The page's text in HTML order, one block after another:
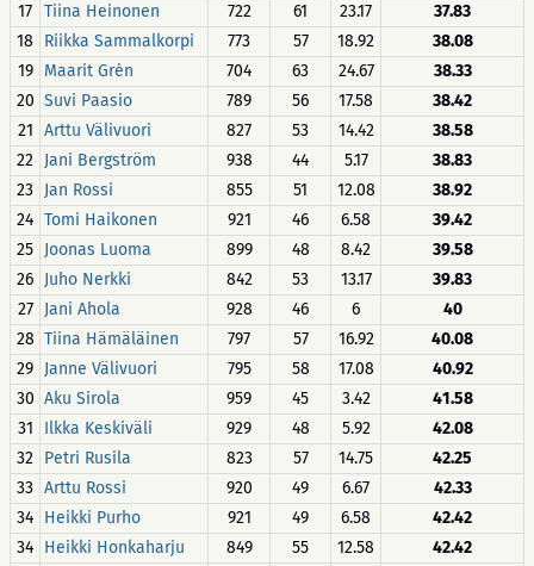
17 Tiina Heinonen 722 61 23.17
37.83
18
Riikka Sammalkorpi 773 57 18.92
38.08
19
Maarit Grėn 704 63 24.67
38.33
20 Suvi Paasio 789 56 17.58
38.42
21 Arttu Välivuori 827 53 14.42
38.58
22 Jani Bergström 938 44 5.17
38.83
23 Jan Rossi 855 51 12.08
38.92
24 Tomi Haikonen 921 46 6.58
39.42
25 Joonas Luoma 899 48 8.42
39.58
26 Juho Nerkki 842 53 13.17
39.83
27
Jani Ahola 928 46 6
40
28 Tiina Hämäläinen 797 57 16.92
40.08
29 Janne Välivuori 795 58 17.08
40.92
30 Aku Sirola 959 45 3.42
41.58
31
Ilkka Keskiväli 929 48 5.92
42.08
32 Petri Rusila 823 57 14.75
42.25
33 Arttu Rossi 920 49 6.67
42.33
34 Heikki Purho 921 49 6.58
42.42
34 Heikki Honkaharju 849 55 12.58
42.42